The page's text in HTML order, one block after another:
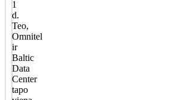
1
d.
Teo,
Omnitel
ir
Baltic
Data
Center
tapo